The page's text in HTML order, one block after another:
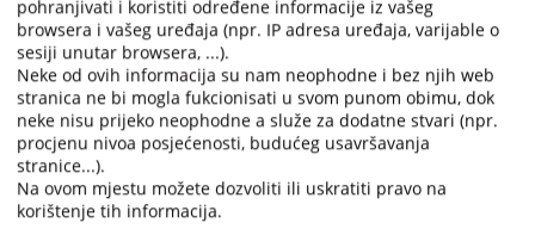
select
a
date.
Press
the
question
mark
key
select
date.
Press
the
question
mark
Trenutno nema vijesti
pohranjivati i koristiti određene informacije iz vašeg
browsera i vašeg uređaja (npr. IP adresa uređaja, varijable o
sesiji unutar browsera, ...).
Neke od ovih informacija su nam neophodne i bez njih web
stranica ne bi mogla fukcionisati u svom punom obimu, dok
neke nisu prijeko neophodne a služe za dodatne stvari (npr.
procjenu nivoa posjećenosti, budućeg usavršavanja
stranice...).
Na ovom mjestu možete dozvoliti ili uskratiti pravo na
korištenje tih informacija.